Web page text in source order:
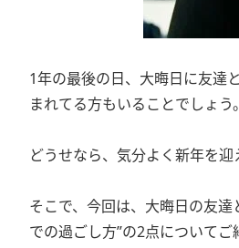
1年の最後の日、大晦日に友達
まれてる方もいることでしょう。
どうせなら、気分よく新年を迎
そこで、今回は、大晦日の友達
での過ごし方”の2点についてご